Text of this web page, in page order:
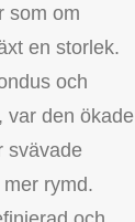
som om
en storlek.
och
var den ökade
svävade
rymd.